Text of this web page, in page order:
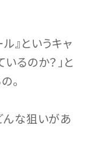
』というキャ
るのか？」と
。
んな狙いがあ